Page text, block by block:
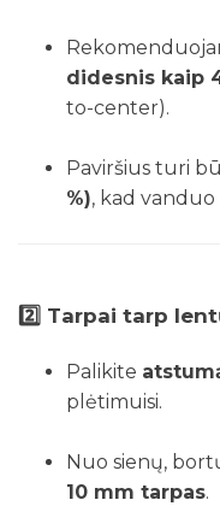
didesnis kaip
to-center).
Paviršius turi
%), kad
2️⃣ Tarpai tarp
Palikite
plėtimuisi.
Nuo sienų,
10 mm tarpas.